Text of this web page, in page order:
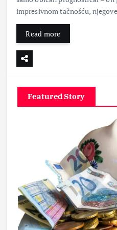
impresivnom tačnošću,
Read more
Featured Story